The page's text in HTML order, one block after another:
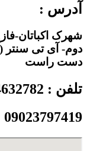
آدرس :
دوم- آی تی سنتر
دست راست
تلفن : 44632782-021
09023797419